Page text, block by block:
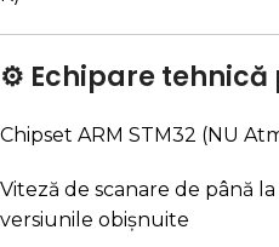
⚙️ Echipare
Chipset ARM STM32 (NU
Viteză de scanare de până la
versiunile obișnuite